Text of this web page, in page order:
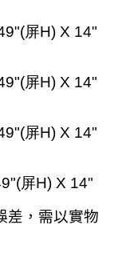
屏H) X 14"
屏H) X 14"
屏H) X 14"
屏H) X 14"
差，需以實物